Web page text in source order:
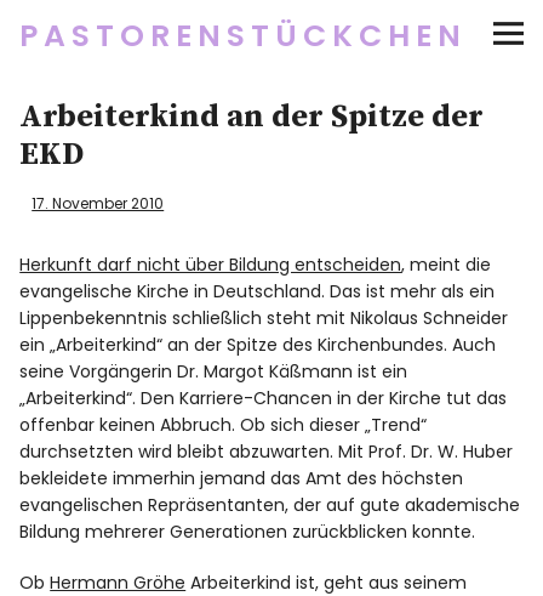
PASTORENSTÜCKCHEN
Startseite
Über
Newsletter
Impressum/Datenschutz
TwitterRSSInstagramFacebookpinterest
flickr500px
Spotify
Arbeiterkind an der Spitze der
EKD
17. November 2010
Herkunft darf nicht über Bildung entscheiden, meint die
evangelische Kirche in Deutschland. Das ist mehr als ein
Lippenbekenntnis schließlich steht mit Nikolaus Schneider
ein „Arbeiterkind“ an der Spitze des Kirchenbundes. Auch
seine Vorgängerin Dr. Margot Käßmann ist ein
„Arbeiterkind“. Den Karriere-Chancen in der Kirche tut das
offenbar keinen Abbruch. Ob sich dieser „Trend“
durchsetzten wird bleibt abzuwarten. Mit Prof. Dr. W. Huber
bekleidete immerhin jemand das Amt des höchsten
evangelischen Repräsentanten, der auf gute akademische
Bildung mehrerer Generationen zurückblicken konnte.
ObHermann Gröhe Arbeiterkind ist, geht aus seinem